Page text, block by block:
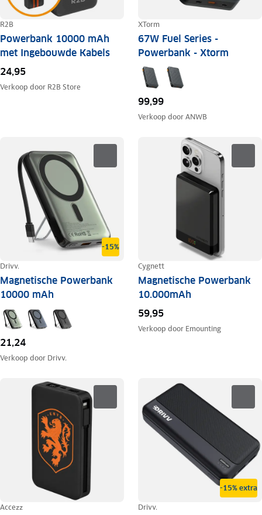
R2B
Powerbank 10000 mAh
met Ingebouwde Kabels
24,95
Verkoop door R2B Store
XTorm
67W Fuel Series -
Powerbank - Xtorm
99,99
Verkoop doorANWB
-15%
Drivv.
Magnetische Powerbank
10000 mAh
21,24
Verkoop door Drivv.
Cygnett
Magnetische Powerbank
10.000mAh
59,95
Verkoop door Emounting
Accezz
-15% extra
Drivv.